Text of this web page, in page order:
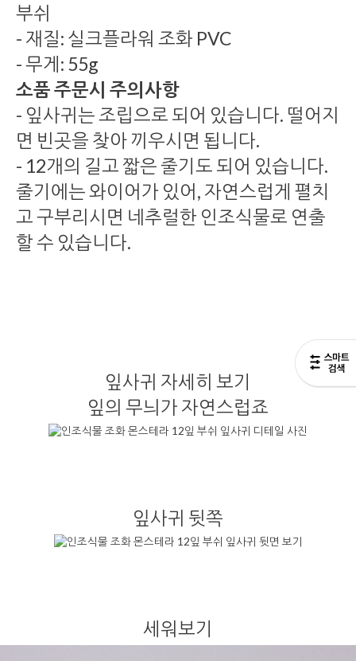
부쉬
- 재질: 실크플라워 조화 PVC
- 무게: 55g
소품 주문시 주의사항
- 잎사귀는 조립으로 되어 있습니다. 떨어지
면 빈곳을 찾아 끼우시면 됩니다.
- 12개의 길고 짧은 줄기도 되어 있습니다.
줄기에는 와이어가 있어, 자연스럽게 펼치
고 구부리시면 네추럴한 인조식물로 연출
할 수 있습니다.
잎사귀 자세히 보기
잎의 무늬가 자연스럽죠
잎사귀 뒷쪽
세워보기